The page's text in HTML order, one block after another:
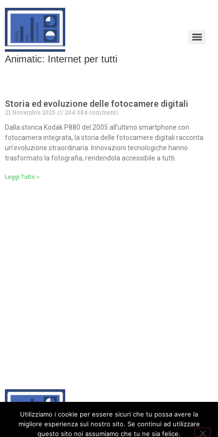
Animatic: Internet per tutti
Storia ed evoluzione delle fotocamere digitali
21 Novembre 2025
204.084 commenti
Dalla storica Kodak P880 del 2005 all’ultimo smartphone con
fotocamera integrata, la storia delle fotocamere digitali racconta
un’evoluzione straordinaria. Innovazioni tecnologiche hanno
trasformato la fotografia, rendendola accessibile a tutti.
Leggi Tutto »
Utilizziamo i cookie per essere sicuri che tu possa avere la
migliore esperienza sul nostro sito. Se continui ad utilizzare
questo sito noi assumiamo che tu ne sia felice.